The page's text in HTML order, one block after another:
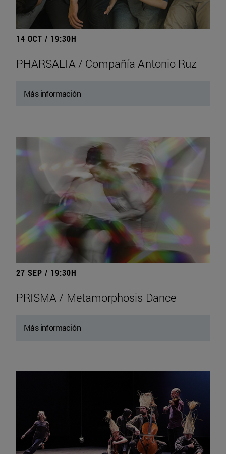
14 OCT / 19:30H
PHARSALIA / Compañía Antonio Ruz
Más información
27 SEP / 19:30H
PRISMA / Metamorphosis Dance
Más información